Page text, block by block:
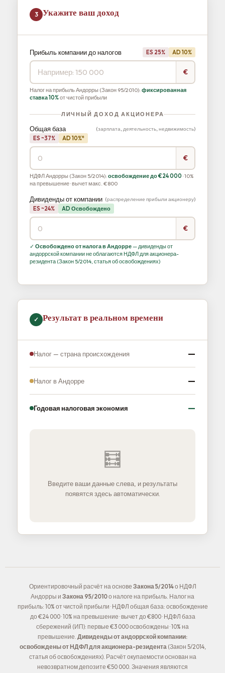
3 Укажите ваш доход
Прибыль компании до налогов ES 25% AD 10%
€
Налог на прибыль Андорры (Закон 95/2010): фиксированная
ставка 10%от чистой прибыли
ЛИЧНЫЙ ДОХОД АКЦИОНЕРА
Общая база (зарплата, деятельность, недвижимость)
ES ~37% AD 10%*
€
НДФЛ Андорры (Закон 5/2014): освобождение до €24 000· 10%
на превышение · вычет макс. €800
Дивиденды от компании (распределение прибыли акционеру)
ES ~24% AD Освобождено
€
✓ Освобождено от налога в Андорре— дивиденды от
андоррской компании не облагаются НДФЛ для акционера-
резидента (Закон 5/2014, статья об освобождениях)
✓ Результат в реальном времени
Налог — страна происхождения —
Налог в Андорре —
Годовая налоговая экономия —
🧮
Введите ваши данные слева, и результаты
появятся здесь автоматически.
Ориентировочный расчёт на основе Закона 5/2014о НДФЛ
Андорры и Закона 95/2010о налоге на прибыль. Налог на
прибыль: 10% от чистой прибыли · НДФЛ общая база: освобождение
до €24 000 · 10% на превышение · вычет до €800 · НДФЛ база
сбережений (ИП): первые €3 000 освобождены · 10% на
превышение. Дивиденды от андоррской компании:
освобождены от НДФЛ для акционера-резидента(Закон 5/2014,
статья об освобождениях). Расчёт окупаемости основан на
невозвратном депозите €50 000. Значения являются